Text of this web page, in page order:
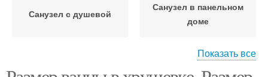
Санузел с душевой
Санузел в панельном
доме
Показать все